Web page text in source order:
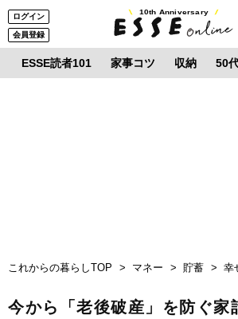
ログイン
会員登録
10th Anniversary
ESSE読者101 家事コツ 収納 50
これからの暮らしTOP マネー 貯蓄 幸
今から「老後破産」を防ぐ家